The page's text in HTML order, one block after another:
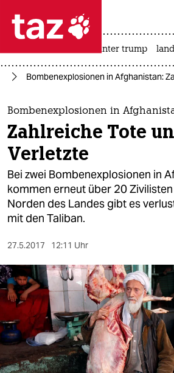
 taz zahl ich
taz zahl ich
themen
politik
öko
gesellschaft
kultur
sport
berlin
nord
wahrheit
verlag
usa unter trump
Bombenexplosionen in Afghanistan:
Bombenexplosionen in
Zahlreiche Tote
Verletzte
Bei zwei Bombenexplosionen in
kommen erneut über 20
Norden des Landes gibt es
mit den Taliban.
27.5.2017 12:11 Uhr